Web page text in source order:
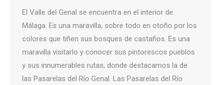
El Valle del Genal se encuentra en el interior de
Málaga. Es una maravilla, sobre todo en otoño por los
colores que tiñen sus bosques de castaños. Es una
maravilla visitarlo y conocer sus pintorescos pueblos
y sus innumerables rutas, donde destacamos la de
las Pasarelas del Río Genal. Las Pasarelas del Río